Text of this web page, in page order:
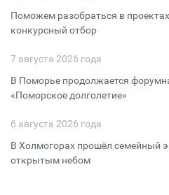
Поможем разобраться в
конкурсный отбор
7 августа 2026 года
В Поморье продолжается
«Поморское долголетие»
6 августа 2026 года
В Холмогорах прошёл семейный
открытым небом